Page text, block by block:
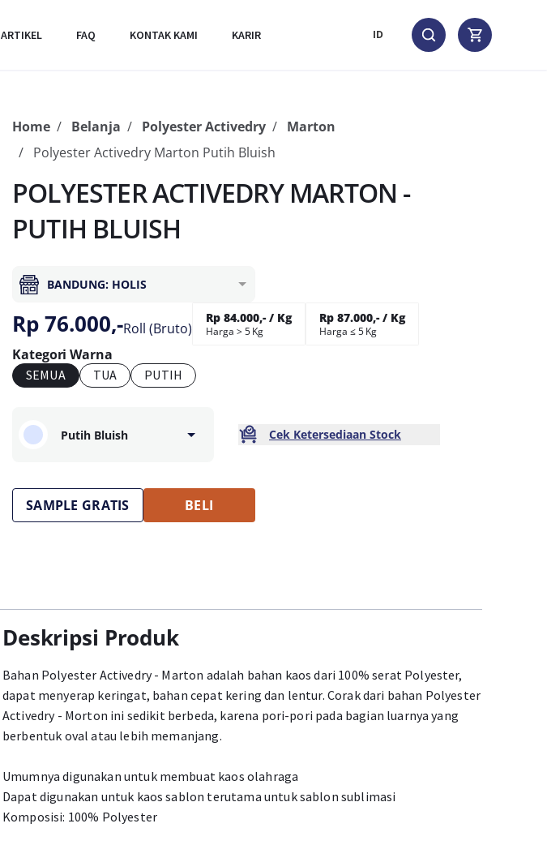
ARTIKEL FAQ KONTAK KAMI KARIR ID
Home Belanja Polyester Activedry
Marton
Polyester Activedry Marton Putih Bluish
POLYESTER ACTIVEDRY MARTON -
PUTIH BLUISH
BANDUNG: HOLIS
Rp 76.000,-Roll (Bruto)
Rp 84.000,- / Kg
Harga > 5 Kg
Rp 87.000,- / Kg
Harga ≤ 5 Kg
Kategori Warna
SEMUA TUA PUTIH
Putih Bluish Cek Ketersediaan Stock
SAMPLE GRATIS BELI
Deskripsi Produk
Bahan Polyester Activedry - Marton adalah bahan kaos dari 100% serat Polyester,
dapat menyerap keringat, bahan cepat kering dan lentur. Corak dari bahan Polyester
Activedry - Morton ini sedikit berbeda, karena pori-pori pada bagian luarnya yang
berbentuk oval atau lebih memanjang.
Umumnya digunakan untuk membuat kaos olahraga
Dapat digunakan untuk kaos sablon terutama untuk sablon sublimasi
Komposisi: 100% Polyester